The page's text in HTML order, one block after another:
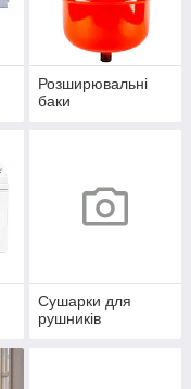
Розширювальні
баки
Сушарки для
рушників